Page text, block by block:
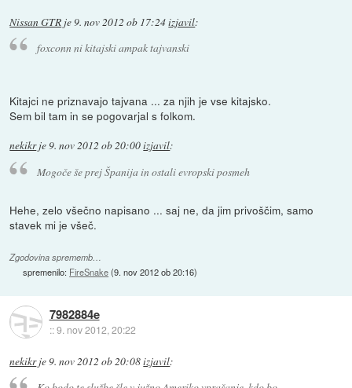
Nissan GTR je 9. nov 2012 ob 17:24izjavil:
foxconn ni kitajski ampak tajvanski
Kitajci ne priznavajo tajvana ... za njih je vse kitajsko.
Sem bil tam in se pogovarjal s folkom.
nekikrje9. nov 2012 ob 20:00izjavil:
Mogoče še prej Španija in ostali evropski posmeh
Hehe, zelo všečno napisano ... saj ne, da jim privoščim, samo
stavek mi je všeč.
Zgodovina sprememb…
spremenilo: FireSnake(9. nov 2012 ob 20:16)
7982884e
::9. nov 2012, 20:22
nekikrje 9. nov 2012 ob 20:08izjavil: